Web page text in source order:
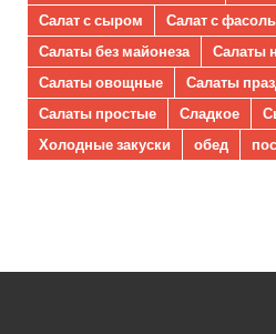
Салат с сыром
Салат с
Салаты без майонеза
Салаты
Салаты овощные
Салаты
Салаты простые
Сладкое
Холодные закуски
обед